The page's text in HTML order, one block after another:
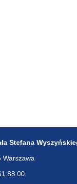
Stefana
Warszawa
88 00